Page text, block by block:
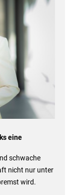
eine
schwache
nicht nur unter
wird.